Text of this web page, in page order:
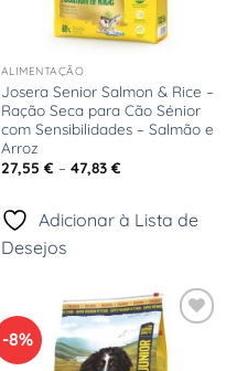
ALIMENTAÇÃO
Josera Senior Salmon & Rice –
Ração Seca para Cão Sénior
com Sensibilidades – Salmão e
Arroz
27,55 € – 47,83 €Price
47,83 €
Adicionar à Lista de
Desejos
-8%
Adicionar
à Lista